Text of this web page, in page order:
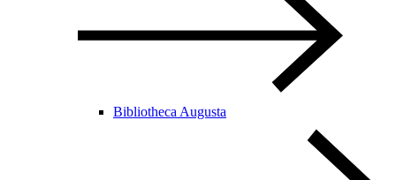
Bibliotheca Augusta